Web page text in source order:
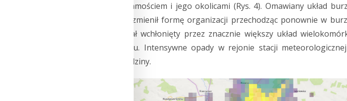
znajdowała się nad Zamościem i jego okolicami (Rys. 4). Omawiany układ
minutach kolejny raz zmienił formę organizacji przechodząc ponownie w
omawiany układ został wchłonięty przez znacznie większy układ
południowego zachodu. Intensywne opady w rejonie stacji
przerwami przez 3 godziny.